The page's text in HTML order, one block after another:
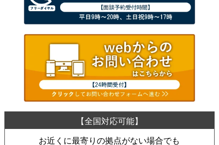
お近くに最寄りの拠点がない場合でも